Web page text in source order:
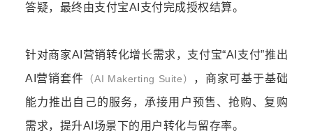
答疑，最终由支付宝AI支付完成授权结算。
针对商家AI营销转化增长需求，支付宝“AI支付”推出
AI营销套件 （AI Makerting Suite）
，商家可基于基础
能力推出自己的服务，承接用户预售、抢购、复购
需求，提升AI场景下的用户转化与留存率。